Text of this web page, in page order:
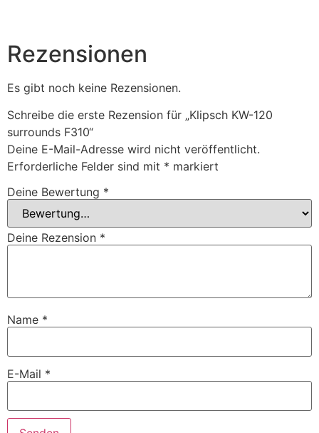
Rezensionen
Es gibt noch keine Rezensionen.
Schreibe die erste Rezension für „Klipsch KW-120
surrounds F310“
Deine E-Mail-Adresse wird nicht veröffentlicht.
Erforderliche Felder sind mit * markiert
Deine Bewertung *
Deine Rezension *
Name *
E-Mail *